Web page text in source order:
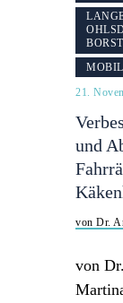
21.
und
von Dr.
von